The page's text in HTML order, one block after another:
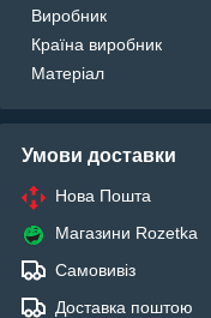
Виробник
Країна виробник
Матеріал
Умови доставки
Нова Пошта
Магазини Rozetka
Самовивіз
Доставка поштою